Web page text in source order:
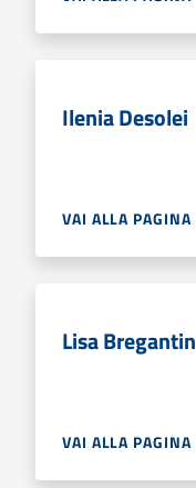
Ilenia Desolei
VAI ALLA PAGINA
Lisa Bregantin
VAI ALLA PAGINA